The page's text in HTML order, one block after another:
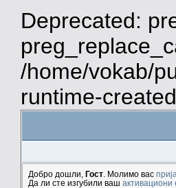
Deprecated:
/home/vokab/
runtime-
Добро дошли, Гост . Молимо вас
Да ли сте изгубили ваш активациони